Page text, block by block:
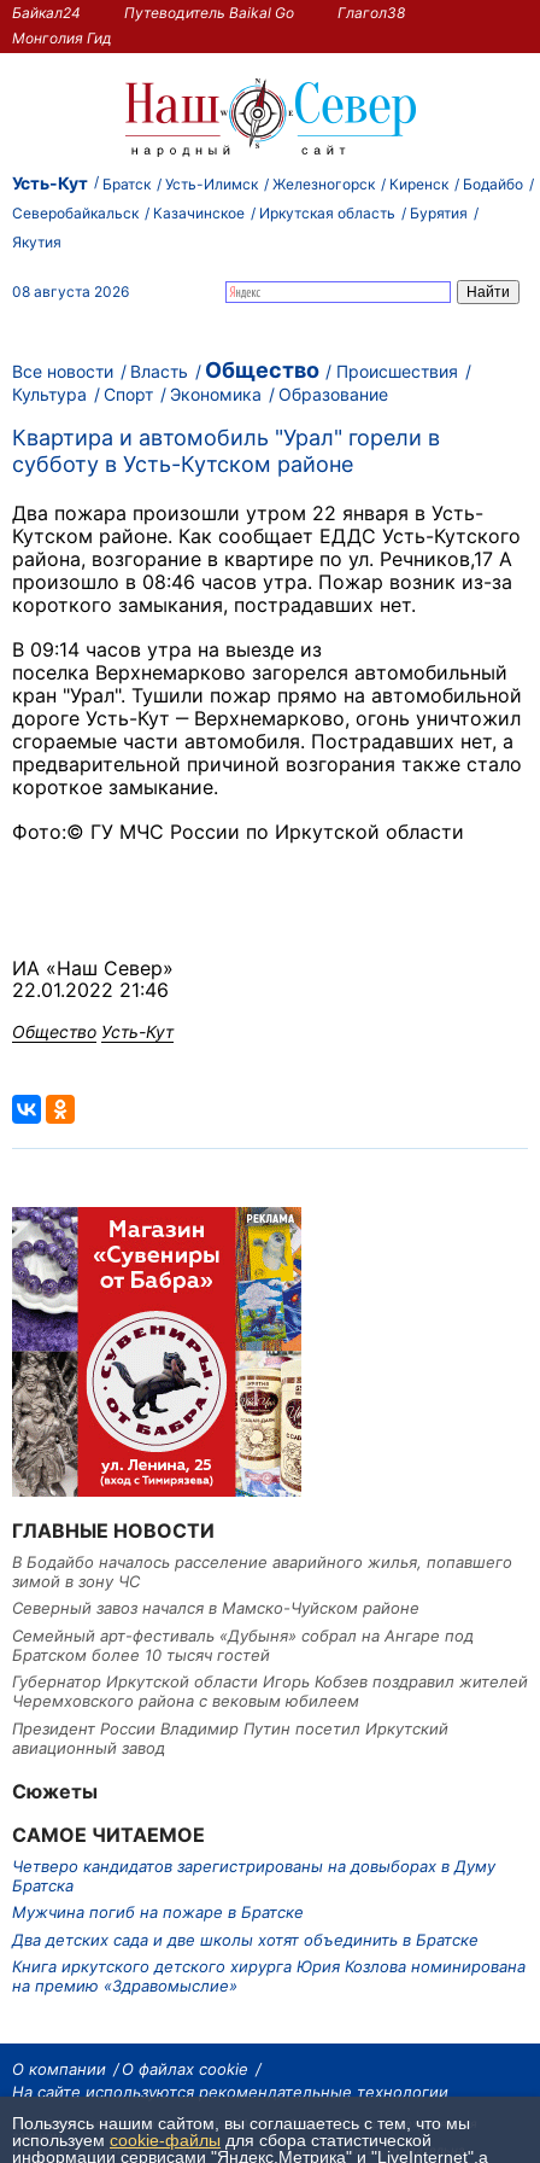
Байкал24 Путеводитель Baikal Go
Глагол38
Монголия Гид
Усть-Кут Братск Усть-Илимск Железногорск Киренск
Бодайбо
Северобайкальск
Казачинское Иркутская область
Бурятия
Якутия
08 августа 2026
Все новости Власть Общество
Происшествия
Культура
Спорт Экономика Образование
Квартира и автомобиль "Урал" горели в
субботу в Усть-Кутском районе
Два пожара произошли утром 22 января в Усть-
Кутском районе. Как сообщает ЕДДС Усть-Кутского
района, возгорание в квартире по ул. Речников,17 А
произошло в 08:46 часов утра. Пожар возник из-за
короткого замыкания, пострадавших нет.
В 09:14 часов утра на выезде из
поселка Верхнемарково загорелся автомобильный
кран "Урал". Тушили пожар прямо на автомобильной
дороге Усть-Кут ‒ Верхнемарково, огонь уничтожил
сгораемые части автомобиля. Пострадавших нет, а
предварительной причиной возгорания также стало
короткое замыкание.
Фото:© ГУ МЧС России по Иркутской области
ИА «Наш Север»
22.01.2022 21:46
Общество Усть-Кут
ГЛАВНЫЕ НОВОСТИ
В Бодайбо началось расселение аварийного жилья, попавшего
зимой в зону ЧС
Северный завоз начался в Мамско-Чуйском районе
Семейный арт-фестиваль «Дубыня» собрал на Ангаре под
Братском более 10 тысяч гостей
Губернатор Иркутской области Игорь Кобзев поздравил жителей
Черемховского района с вековым юбилеем
Президент России Владимир Путин посетил Иркутский
авиационный завод
Сюжеты
САМОЕ ЧИТАЕМОЕ
Четверо кандидатов зарегистрированы на довыборах в Думу
Братска
Мужчина погиб на пожаре в Братске
Два детских сада и две школы хотят объединить в Братске
Книга иркутского детского хирурга Юрия Козлова номинирована
на премию «Здравомыслие»
О компании
О файлах cookie
На сайте используются рекомендательные технологии
На сайте размещаются материалы ИА «Наш Север». Все права охраняются
законом.
При использовании материалов агентства на других сайтах, обязательна
Пользуясь нашим сайтом, вы соглашаетесь с тем, что мы
используем cookie-файлы для сбора статистической
информации сервисами "Яндекс.Метрика" и "LiveInternet",а